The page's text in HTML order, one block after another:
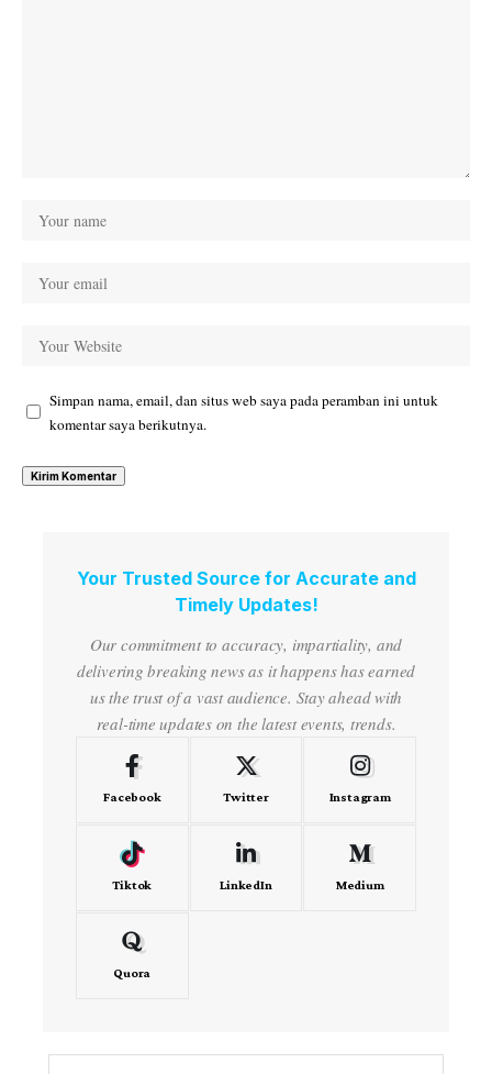
Simpan nama, email, dan situs web saya pada peramban ini untuk
komentar saya berikutnya.
Your Trusted Source for Accurate and
Timely Updates!
Our commitment to accuracy, impartiality, and
delivering breaking news as it happens has earned
us the trust of a vast audience. Stay ahead with
real-time updates on the latest events, trends.
Facebook Twitter Instagram
Tiktok LinkedIn Medium
Quora